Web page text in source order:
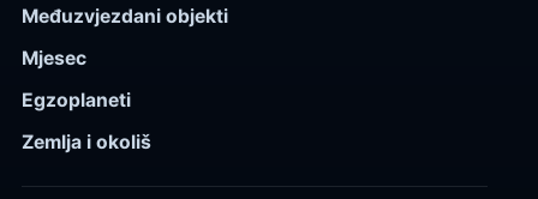
Međuzvjezdani objekti
Mjesec
Egzoplaneti
Zemlja i okoliš